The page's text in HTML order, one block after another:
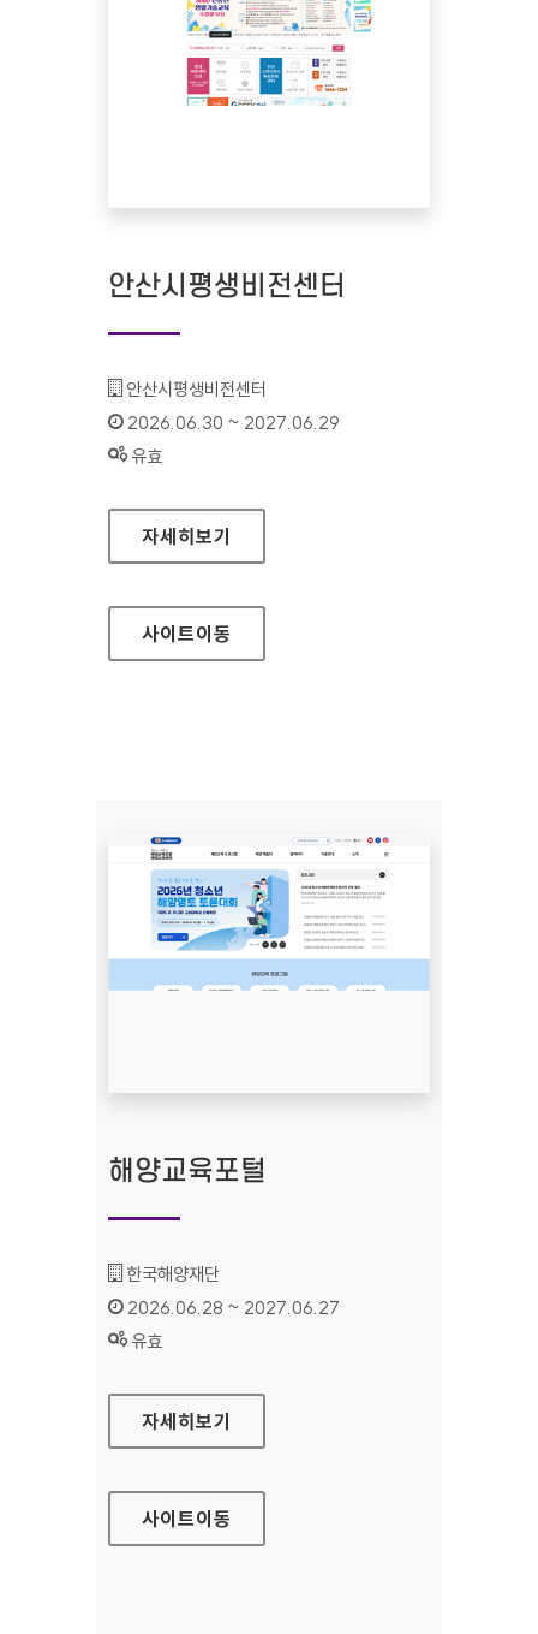
안산시평생비전센터
기관명 :
안산시평생비전센터
인증기간 :
2026.06.30 ~ 2027.06.29
상태 :
유효
안산시평생비전센터
자세히보기
사이트이동
해양교육포털
기관명 :
한국해양재단
인증기간 :
2026.06.28 ~ 2027.06.27
상태 :
유효
해양교육포털
자세히보기
사이트이동